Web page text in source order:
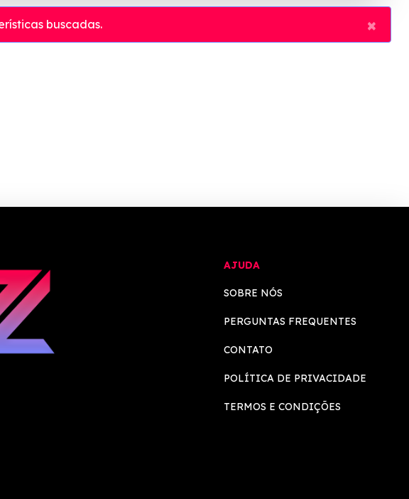
buscadas. ×
AJUDA
SOBRE NÓS
PERGUNTAS FREQUENTES
CONTATO
POLÍTICA DE PRIVACIDADE
TERMOS E CONDIÇÕES